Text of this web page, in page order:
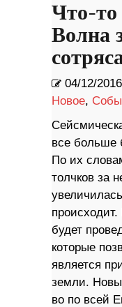
Что-то
Волна
04/12/2016
Новое,
все больше
По их
толчков за
будет
которые
является
земли.
вo по всей